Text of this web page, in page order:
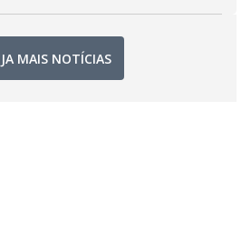
MAIS NOTÍCIAS